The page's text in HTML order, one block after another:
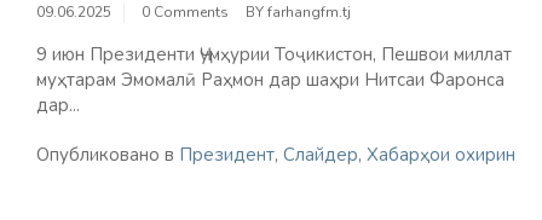
09.06.2025 0 Comments BYfarhangfm.tj
9 июн Президенти Ҷумҳурии Тоҷикистон, Пешвои миллат
муҳтарам Эмомалӣ Раҳмон дар шаҳри Нитсаи Фаронса
дар...
Опубликовано в Президент, Слайдер, Хабарҳои охирин